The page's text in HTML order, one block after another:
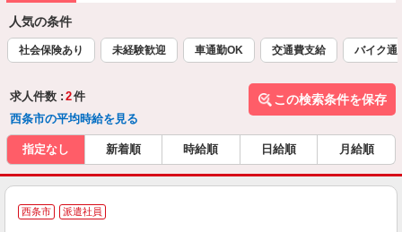
人気の条件
社会保険あり 未経験歓迎 車通勤OK 交通費支給 バイク通
求人件数 : 2件
西条市の平均時給を見る
この検索条件を保存
指定なし 新着順 時給順 日給順 月給順
西条市 派遣社員